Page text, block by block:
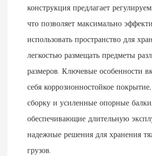
конструкция предлагает
что позволяет максимально
использовать пространство для
легкостью размещать предметы
размеров. Ключевые особенности
себя коррозионностойкое
сборку и усиленные опорные балки,
обеспечивающие длительную
надежные решения для хранения
грузов.